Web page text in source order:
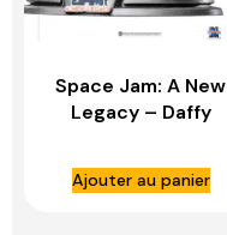
Space Jam: A New
Legacy – Daffy
Scale Statue – IRON
STUDIOS
Ajouter au panier